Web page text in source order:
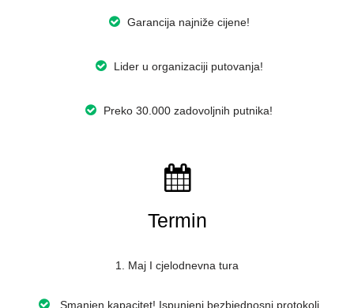
Garancija najniže cijene!
Lider u organizaciji putovanja!
Preko 30.000 zadovoljnih putnika!
Termin
1. Maj I cjelodnevna tura
Smanjen kapacitet! Ispunjeni bezbjednosni protokoli